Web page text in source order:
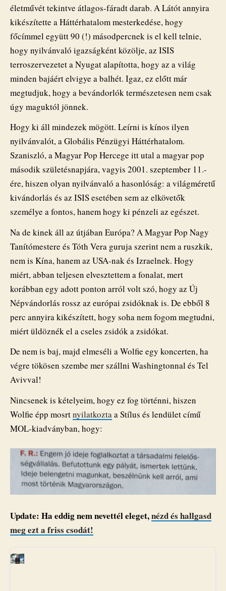
életművét tekintve átlagos-fáradt darab. A Látót annyira
kikészítette a Háttérhatalom mesterkedése, hogy
főcímmel együtt 90 (!) másodpercnek is el kell telnie,
hogy nyilvánvaló igazságként közölje, az ISIS
terroszervezetet a Nyugat alapította, hogy az a világ
minden bajáért elvigye a balhét. Igaz, ez előtt már
megtudjuk, hogy a bevándorlók természetesen nem csak
úgy maguktól jönnek.
Hogy ki áll mindezek mögött. Leírni is kínos ilyen
nyilvánvalót, a Globális Pénzügyi Háttérhatalom.
Szaniszló, a Magyar Pop Hercege itt utal a magyar pop
második születésnapjára, vagyis 2001. szeptember 11.-
ére, hiszen olyan nyilvánvaló a hasonlóság: a világméretű
kivándorlás és az ISIS esetében sem az elkövetők
személye a fontos, hanem hogy ki pénzeli az egészet.
Na de kinek áll az útjában Európa? A Magyar Pop Nagy
Tanítómestere és Tóth Vera guruja szerint nem a ruszkik,
nem is Kína, hanem az USA-nak és Izraelnek. Hogy
miért, abban teljesen elvesztettem a fonalat, mert
korábban egy adott ponton arról volt szó, hogy az Új
Népvándorlás rossz az európai zsidóknak is. De ebből 8
perc annyira kikészített, hogy soha nem fogom megtudni,
miért üldöznék el a cseles zsidók a zsidókat.
De nem is baj, majd elmeséli a Wolfie egy koncerten, ha
végre tökösen szembe mer szállni Washingtonnal és Tel
Avivval!
Nincsenek is kételyeim, hogy ez fog történni, hiszen
Wolfie épp mosrtnyilatkoztaa Stílus és lendület című
MOL-kiadványban, hogy:
Update: Ha eddig nem nevettél eleget,nézd és hallgasd
meg ezt a friss csodát!